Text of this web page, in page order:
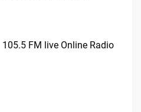
FM live Online Radio